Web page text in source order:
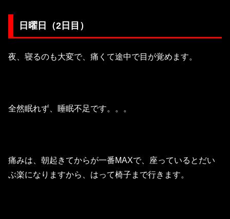
日曜日（2日目）
夜、寝るのも大変で、痛くて途中で目が覚めます。
全然眠れず、睡眠不足です。。。
痛みは、朝起きてからが一番MAXで、座っているとだい
ぶ楽になりますから、はって椅子まで行きます。